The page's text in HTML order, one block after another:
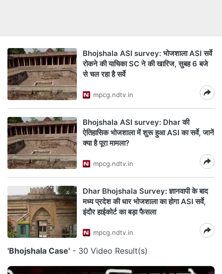
Bhojshala ASI survey: भोजशाला ASI सर्वे
रोकने की याचिका SC ने की खारिज, सुबह 6 बजे
से चल रहा है सर्वे
mpcg.ndtv.in
Bhojshala ASI survey: Dhar की
ऐतिहासिक भोजशाला में शुरू हुआ ASI का सर्वे, जानें
क्या है पूरा मामला?
mpcg.ndtv.in
Dhar Bhojshala Survey: ज्ञानवापी के बाद
मध्य प्रदेश की धार भोजशाला का होगा ASI सर्वे,
इंदौर हाईकोर्ट का बड़ा फैसला
mpcg.ndtv.in
'Bhojshala Case' - 30 Video Result(s)